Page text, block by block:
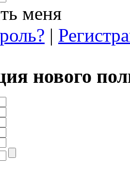
меня
|
нового